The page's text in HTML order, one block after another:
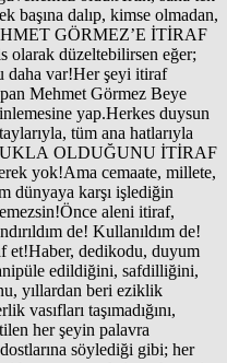
başına dalıp, kimse olmadan,
GÖRMEZ’E İTİRAF
düzeltebilirsen eğer;
daha var!Her şeyi itiraf
Mehmet Görmez Beye
yap.Herkes duysun
tüm ana hatlarıyla
OLDUĞUNU İTİRAF
yok!Ama cemaate, millete,
dünyaya karşı işlediğin
aleni itiraf,
de! Kullanıldım de!
et!Haber, dedikodu, duyum
edildiğini, safdilliğini,
yıllardan beri eziklik
vasıfları taşımadığını,
her şeyin palavra
söylediği gibi; her